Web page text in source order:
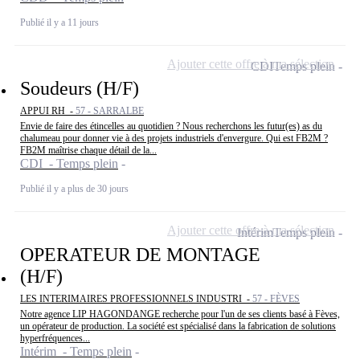
Publié il y a 11 jours
Soudeurs (H/F)
APPUI RH - 57 - SARRALBE
Envie de faire des étincelles au quotidien ? Nous recherchons les futur(es) as du
chalumeau pour donner vie à des projets industriels d'envergure. Qui est FB2M ?
FB2M maîtrise chaque détail de la...
CDI - Temps plein
Publié il y a plus de 30 jours
CDITemps plein
Ajouter cette offre à ma sélection
OPERATEUR DE MONTAGE
(H/F)
LES INTERIMAIRES PROFESSIONNELS INDUSTRI - 57 - FÈVES
Notre agence LIP HAGONDANGE recherche pour l'un de ses clients basé à Fèves,
un opérateur de production. La société est spécialisé dans la fabrication de solutions
hyperfréquences...
Intérim - Temps plein
IntérimTemps plein
Ajouter cette offre à ma sélection